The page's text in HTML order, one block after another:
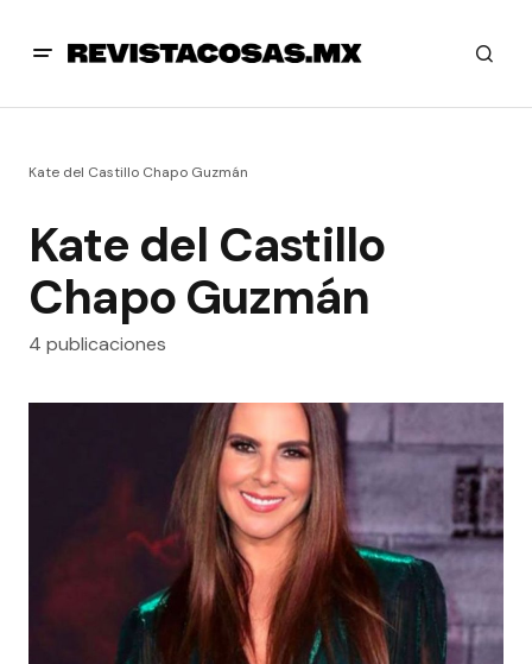
Kate del Castillo Chapo Guzmán
Kate del Castillo
Chapo Guzmán
4 publicaciones